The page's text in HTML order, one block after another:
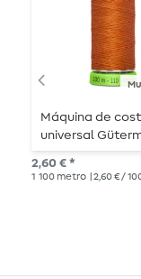
Máquina de
universal
rPET 100m
2,60 € *
1 100 metro | 2,60 € /